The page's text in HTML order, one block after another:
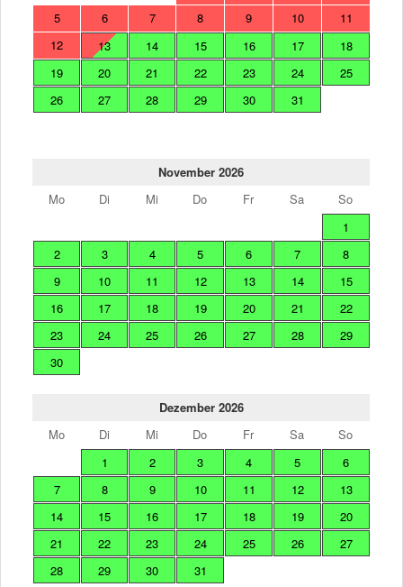
5
6 7 8 9 10
11
12
13 14 15 16 17
18
19
20 21 22 23 24
25
26
27 28 29 30 31
November 2026
Mo
Di Mi Do Fr Sa
So
1
2
3 4 5 6 7
8
9
10 11 12 13 14
15
16
17 18 19 20 21
22
23
24 25 26 27 28
29
30
Dezember 2026
Mo
Di Mi Do Fr Sa
So
1
2 3 4 5
6
7
8 9 10 11 12
13
14
15 16 17 18 19
20
21
22 23 24 25 26
27
28
29 30 31